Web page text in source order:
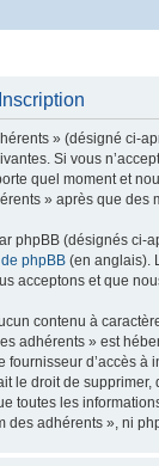
» (désigné ci-
Si vous
quel moment et
» après que des
phpBB (désignés ci-
phpBB (en anglais).
acceptons et que
contenu à
adhérents » est
fournisseur d’accès
le droit de
toutes les
des adhérents », ni